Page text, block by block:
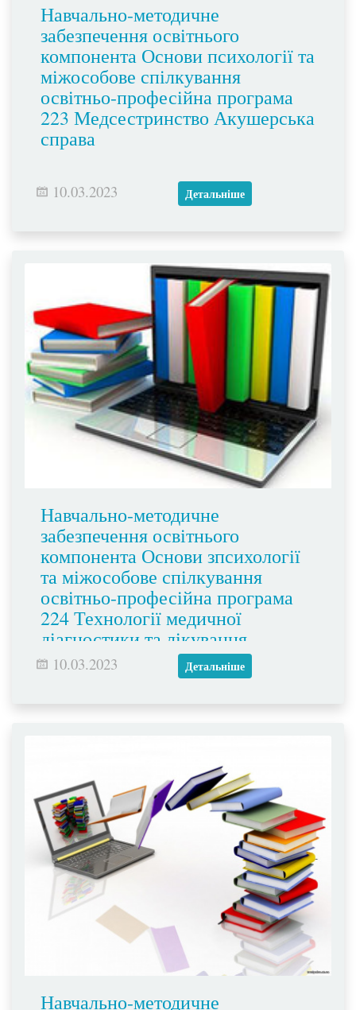
Навчально-методичне
забезпечення освітнього
компонента Основи психології та
міжособове спілкування
освітньо-професійна програма
223 Медсестринство Акушерська
справа
10.03.2023 Детальніше
Навчально-методичне
забезпечення освітнього
компонента Основи зпсихології
та міжособове спілкування
освітньо-професійна програма
224 Технології медичної
діагностики та лікування
10.03.2023 Детальніше
Навчально-методичне